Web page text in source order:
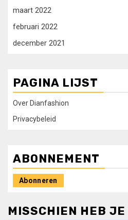
maart 2022
februari 2022
december 2021
PAGINA LIJST
Over Dianfashion
Privacybeleid
ABONNEMENT
Abonneren
MISSCHIEN HEB JE